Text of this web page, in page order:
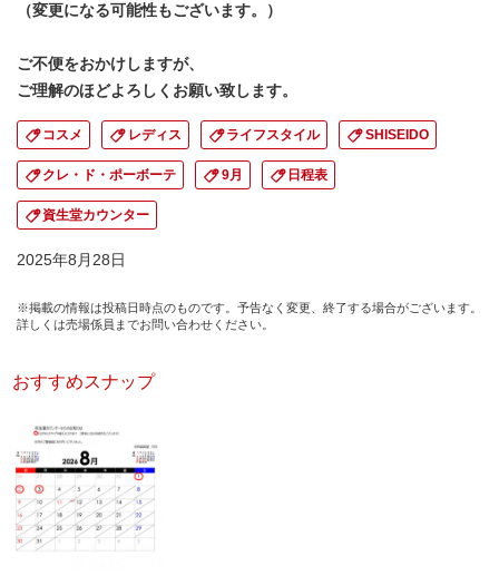
（変更になる可能性もございます。）
ご不便をおかけしますが、
ご理解のほどよろしくお願い致します。
コスメ レディス ライフスタイル SHISEIDO
クレ・ド・ポーボーテ 9月 日程表
資生堂カウンター
2025年8月28日
※掲載の情報は投稿日時点のものです。予告なく変更、終了する場合がございます。
詳しくは売場係員までお問い合わせください。
おすすめスナップ